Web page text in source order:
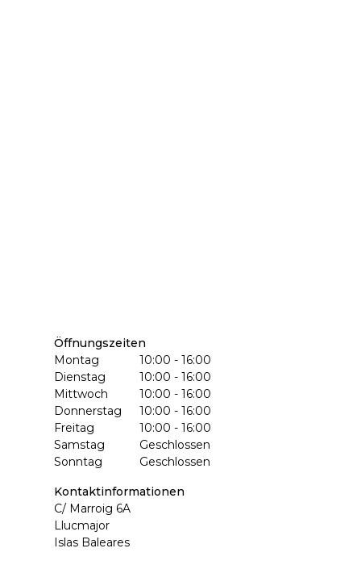
Öffnungszeiten
Montag
10:00 - 16:00
Dienstag
10:00 - 16:00
Mittwoch
10:00 - 16:00
Donnerstag
10:00 - 16:00
Freitag
10:00 - 16:00
Samstag
Geschlossen
Sonntag
Geschlossen
Kontaktinformationen
C/ Marroig 6A
Llucmajor
Islas Baleares